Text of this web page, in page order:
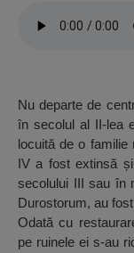
Nu departe de
în secolul al II-lea
locuită de o familie
IV a fost extinsă
secolului III sau în
Durostorum, au
Odată cu
pe ruinele ei s-au